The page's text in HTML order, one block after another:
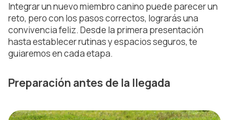
Integrar un nuevo miembro canino puede parecer un
reto, pero con los pasos correctos, lograrás una
convivencia feliz. Desde la primera presentación
hasta establecer rutinas y espacios seguros, te
guiaremos en cada etapa.
Preparación antes de la llegada